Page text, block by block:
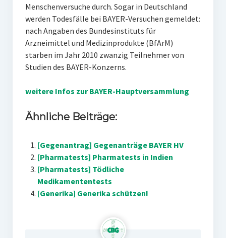
Menschenversuche durch. Sogar in Deutschland
werden Todesfälle bei BAYER-Versuchen gemeldet:
nach Angaben des Bundesinstituts für
Arzneimittel und Medizinprodukte (BfArM)
starben im Jahr 2010 zwanzig Teilnehmer von
Studien des BAYER-Konzerns.
weitere Infos zur BAYER-Hauptversammlung
Ähnliche Beiträge:
[Gegenantrag] Gegenanträge BAYER HV
[Pharmatests] Pharmatests in Indien
[Pharmatests] Tödliche
Medikamententests
[Generika] Generika schützen!